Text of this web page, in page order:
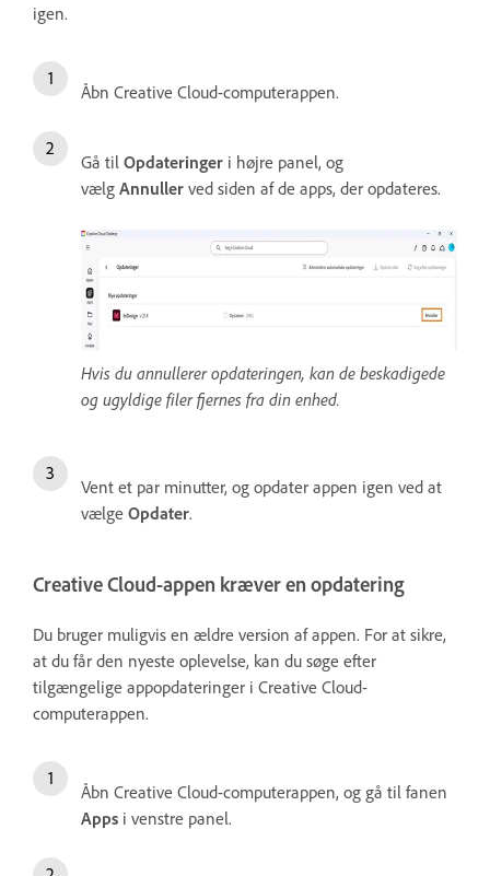
igen.
Åbn Creative Cloud-computerappen.
Gå til Opdateringer i højre panel, og
vælg Annuller ved siden af de apps, der opdateres.
Hvis du annullerer opdateringen, kan de beskadigede
og ugyldige filer fjernes fra din enhed.
Vent et par minutter, og opdater appen igen ved at
vælge Opdater.
Creative Cloud-appen kræver en opdatering
Du bruger muligvis en ældre version af appen. For at sikre,
at du får den nyeste oplevelse, kan du søge efter
tilgængelige appopdateringer i Creative Cloud-
computerappen.
Åbn Creative Cloud-computerappen, og gå til fanen
Apps i venstre panel.